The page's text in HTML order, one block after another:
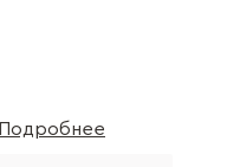
Подробнее